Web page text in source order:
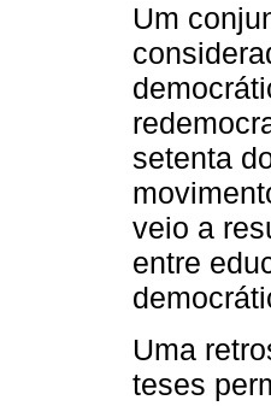
Um
setenta
veio a
entre
Uma
teses